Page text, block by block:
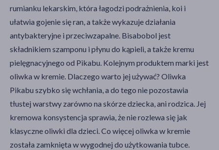
rumianku lekarskim, która łagodzi podrażnienia, koi i
ułatwia gojenie się ran, a także wykazuje działania
antybakteryjne i przeciwzapalne. Bisabobol jest
składnikiem szamponu i płynu do kąpieli, a także kremu
pielęgnacyjnego od Pikabu. Kolejnym produktem marki jest
oliwka w kremie. Dlaczego warto jej używać? Oliwka
Pikabu szybko się wchłania, a do tego nie pozostawia
tłustej warstwy zarówno na skórze dziecka, ani rodzica. Jej
kremowa konsystencja sprawia, że nie rozlewa się jak
klasyczne oliwki dla dzieci. Co więcej oliwka w kremie
została zamknięta w wygodnej do użytkowania tubce.